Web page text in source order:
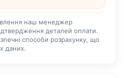
наш менеджер
деталей оплати.
способи розрахунку, що
даних.